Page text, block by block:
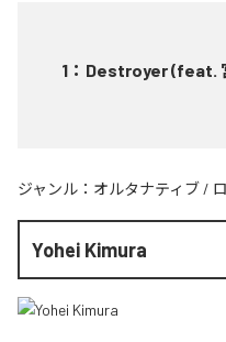
1 ： Destroyer (feat.
ジャンル： オルタナティブ /
Yohei Kimura